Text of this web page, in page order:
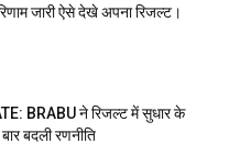
जारी ऐसे देखे अपना रिजल्ट।
BRABU ने रिजल्ट में सुधार के
बदली रणनीति